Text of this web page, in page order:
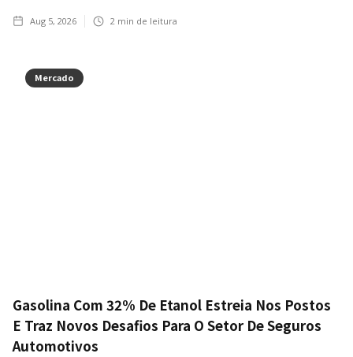
Aug 5, 2026 2 min de leitura
Mercado
Gasolina Com 32% De Etanol Estreia Nos Postos
E Traz Novos Desafios Para O Setor De Seguros
Automotivos